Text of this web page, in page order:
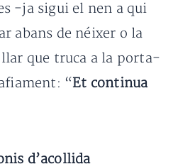
-ja sigui el nen a qui
abans de néixer o la
llar que truca a la porta-
“Et continua
d’acollida